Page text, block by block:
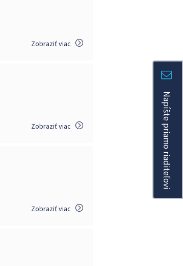
Zobraziť viac
Zobraziť viac
Zobraziť viac
Napíšte priamo riaditeľovi